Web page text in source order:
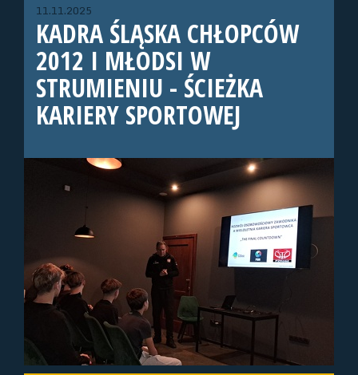
11.11.2025
KADRA ŚLĄSKA CHŁOPCÓW
2012 I MŁODSI W
STRUMIENIU - ŚCIEŻKA
KARIERY SPORTOWEJ